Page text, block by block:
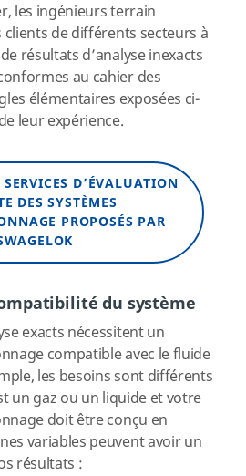
les ingénieurs terrain
de différents secteurs à
résultats d’analyse inexacts
au cahier des
élémentaires exposées ci-
leur expérience.
D’ÉVALUATION
DES SYSTÈMES
PROPOSÉS PAR
du système
exacts nécessitent un
compatible avec le fluide
les besoins sont différents
un gaz ou un liquide et votre
doit être conçu en
variables peuvent avoir un
résultats :